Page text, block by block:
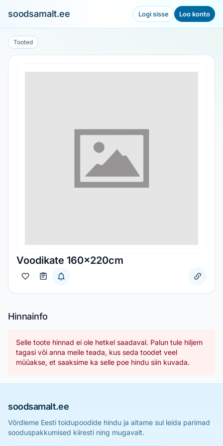
soodsamalt.ee Logi sisse Loo konto
Tooted
Voodikate 160x220cm
Hinnainfo
Selle toote hinnad ei ole hetkel saadaval. Palun tule hiljem
tagasi või anna meile teada, kus seda toodet veel
müüakse, et saaksime ka selle poe hindu siin kuvada.
soodsamalt.ee
Võrdleme Eesti toidupoodide hindu ja aitame sul leida parimad
sooduspakkumised kiiresti ning mugavalt.